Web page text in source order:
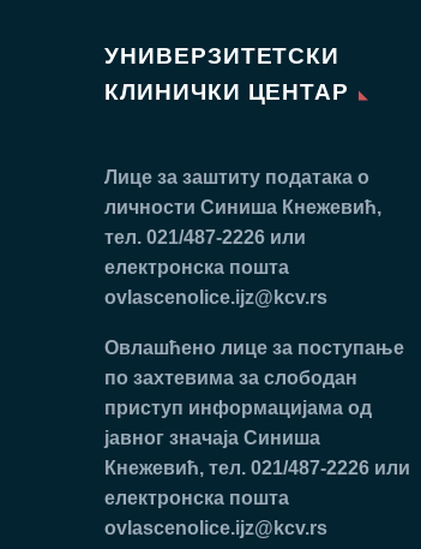
УНИВЕРЗИТЕТСКИ
КЛИНИЧКИ ЦЕНТАР
Лице за заштиту података о
личности Синиша Кнежевић,
тел. 021/487-2226 или
електронска пошта
ovlascenolice.ijz@kcv.rs
Oвлaшћeнo лицe зa пoступaњe
пo зaхтeвимa зa слободан
приступ инфoрмaциjaмa oд
jaвнoг знaчaja Синиша
Кнежевић, тел. 021/487-2226 или
електронска пошта
ovlascenolice.ijz@kcv.rs